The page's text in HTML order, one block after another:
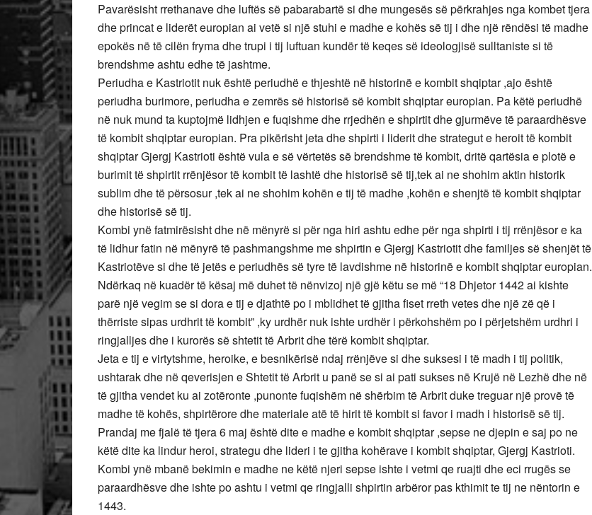
Pavarësisht rrethanave dhe luftës së pabarabartë si dhe mungesës së përkrahjes nga kombet tjera
dhe princat e liderët europian ai vetë si një stuhi e madhe e kohës së tij i dhe një rëndësi të madhe
epokës në të cilën fryma dhe trupi i tij luftuan kundër të keqes së ideologjisë sulltaniste si të
brendshme ashtu edhe të jashtme.
Periudha e Kastriotit nuk është periudhë e thjeshtë në historinë e kombit shqiptar ,ajo është
periudha burimore, periudha e zemrës së historisë së kombit shqiptar europian. Pa këtë periudhë
në nuk mund ta kuptojmë lidhjen e fuqishme dhe rrjedhën e shpirtit dhe gjurmëve të paraardhësve
të kombit shqiptar europian. Pra pikërisht jeta dhe shpirti i liderit dhe strategut e heroit të kombit
shqiptar Gjergj Kastrioti është vula e së vërtetës së brendshme të kombit, dritë qartësia e plotë e
burimit të shpirtit rrënjësor të kombit të lashtë dhe historisë së tij,tek ai ne shohim aktin historik
sublim dhe të përsosur ,tek ai ne shohim kohën e tij të madhe ,kohën e shenjtë të kombit shqiptar
dhe historisë së tij.
Kombi ynë fatmirësisht dhe në mënyrë si për nga hiri ashtu edhe për nga shpirti i tij rrënjësor e ka
të lidhur fatin në mënyrë të pashmangshme me shpirtin e Gjergj Kastriotit dhe familjes së shenjët të
Kastriotëve si dhe të jetës e periudhës së tyre të lavdishme në historinë e kombit shqiptar europian.
Ndërkaq në kuadër të kësaj më duhet të nënvizoj një gjë këtu se më “18 Dhjetor 1442 ai kishte
parë një vegim se si dora e tij e djathtë po i mblidhet të gjitha fiset rreth vetes dhe një zë që i
thërriste sipas urdhrit të kombit” ,ky urdhër nuk ishte urdhër i përkohshëm po i përjetshëm urdhri i
ringjalljes dhe i kurorës së shtetit të Arbrit dhe tërë kombit shqiptar.
Jeta e tij e virtytshme, heroike, e besnikërisë ndaj rrënjëve si dhe suksesi i të madh i tij politik,
ushtarak dhe në qeverisjen e Shtetit të Arbrit u panë se si ai pati sukses në Krujë në Lezhë dhe në
të gjitha vendet ku ai zotëronte ,punonte fuqishëm në shërbim të Arbrit duke treguar një provë të
madhe të kohës, shpirtërore dhe materiale atë të hirit të kombit si favor i madh i historisë së tij.
Prandaj me fjalë të tjera 6 maj është dite e madhe e kombit shqiptar ,sepse ne djepin e saj po ne
këtë dite ka lindur heroi, strategu dhe lideri i te gjitha kohërave i kombit shqiptar, Gjergj Kastrioti.
Kombi ynë mbanë bekimin e madhe ne këtë njeri sepse ishte i vetmi qe ruajti dhe eci rrugës se
paraardhësve dhe ishte po ashtu i vetmi qe ringjalli shpirtin arbëror pas kthimit te tij ne nëntorin e
1443.